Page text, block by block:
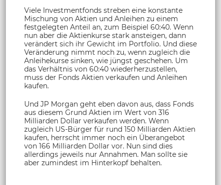
Viele Investmentfonds streben eine konstante
Mischung von Aktien und Anleihen zu einem
festgelegten Anteil an, zum Beispiel 60:40. Wenn
nun aber die Aktienkurse stark ansteigen, dann
verändert sich ihr Gewicht im Portfolio. Und diese
Veränderung nimmt noch zu, wenn zugleich die
Anleihekurse sinken, wie jüngst geschehen. Um
das Verhältnis von 60:40 wiederherzustellen,
muss der Fonds Aktien verkaufen und Anleihen
kaufen.
Und JP Morgan geht eben davon aus, dass Fonds
aus diesem Grund Aktien im Wert von 316
Milliarden Dollar verkaufen werden. Wenn
zugleich US-Bürger für rund 150 Milliarden Aktien
kaufen, herrscht immer noch ein Überangebot
von 166 Milliarden Dollar vor. Nun sind dies
allerdings jeweils nur Annahmen. Man sollte sie
aber zumindest im Hinterkopf behalten.